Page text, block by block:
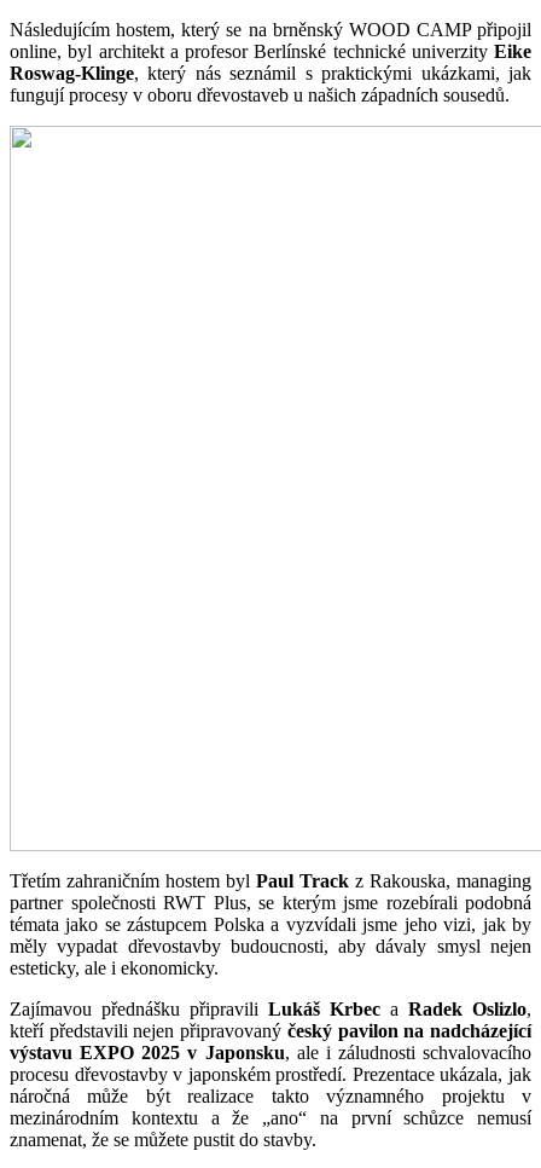
Následujícím hostem, který se na brněnský WOOD CAMP připojil
online, byl architekt a profesor Berlínské technické univerzity Eike
Roswag-Klinge, který nás seznámil s praktickými ukázkami, jak
fungují procesy v oboru dřevostaveb u našich západních sousedů.
Třetím zahraničním hostem byl Paul Track z Rakouska, managing
partner společnosti RWT Plus, se kterým jsme rozebírali podobná
témata jako se zástupcem Polska a vyzvídali jsme jeho vizi, jak by
měly vypadat dřevostavby budoucnosti, aby dávaly smysl nejen
esteticky, ale i ekonomicky.
Zajímavou přednášku připravili Lukáš Krbec a Radek Oslizlo,
kteří představili nejen připravovaný český pavilon na nadcházející
výstavu EXPO 2025 v Japonsku, ale i záludnosti schvalovacího
procesu dřevostavby v japonském prostředí. Prezentace ukázala, jak
náročná může být realizace takto významného projektu v
mezinárodním kontextu a že „ano“ na první schůzce nemusí
znamenat, že se můžete pustit do stavby.